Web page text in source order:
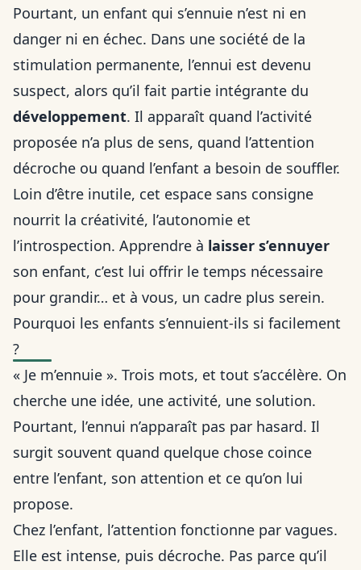
Pourtant, un enfant qui s’ennuie n’est ni en
danger ni en échec. Dans une société de la
stimulation permanente, l’ennui est devenu
suspect, alors qu’il fait partie intégrante du
développement. Il apparaît quand l’activité
proposée n’a plus de sens, quand l’attention
décroche ou quand l’enfant a besoin de souffler.
Loin d’être inutile, cet espace sans consigne
nourrit la créativité, l’autonomie et
l’introspection. Apprendre à laisser s’ennuyer
son enfant, c’est lui offrir le temps nécessaire
pour grandir… et à vous, un cadre plus serein.
Pourquoi les enfants s’ennuient-ils si facilement
?
« Je m’ennuie ». Trois mots, et tout s’accélère. On
cherche une idée, une activité, une solution.
Pourtant, l’ennui n’apparaît pas par hasard. Il
surgit souvent quand quelque chose coince
entre l’enfant, son attention et ce qu’on lui
propose.
Chez l’enfant, l’attention fonctionne par vagues.
Elle est intense, puis décroche. Pas parce qu’il